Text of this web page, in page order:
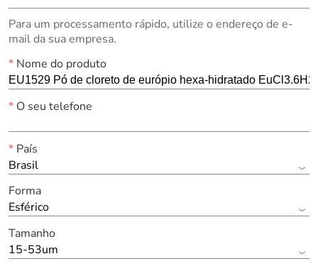
Para um processamento rápido, utilize o endereço de e-
mail da sua empresa.
*Nome do produto
*O seu telefone
*País
Brasil
Forma
Esférico
Tamanho
15-53um